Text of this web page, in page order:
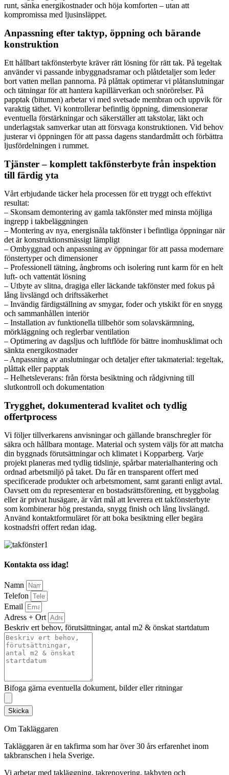
runt, sänka energikostnader och höja komforten – utan att
kompromissa med ljusinsläppet.
Anpassning efter taktyp, öppning och bärande
konstruktion
Ett hållbart takfönsterbyte kräver rätt lösning för rätt tak. På tegeltak
använder vi passande inbyggnadsramar och plåtdetaljer som leder
bort vatten mellan pannorna. På plåttak optimerar vi plåtanslutningar
och tätningar för att hantera kapillärverkan och snörörelser. På
papptak (bitumen) arbetar vi med svetsade membran och uppvik för
varaktig täthet. Vi kontrollerar befintlig öppning, dimensionerar
eventuella förstärkningar och säkerställer att takstolar, läkt och
underlagstak samverkar utan att försvaga konstruktionen. Vid behov
justerar vi öppningen för att passa dagens standardmått och förbättra
ljusfördelningen i rummet.
Tjänster – komplett takfönsterbyte från inspektion
till färdig yta
Vårt erbjudande täcker hela processen för ett tryggt och effektivt
resultat:
– Skonsam demontering av gamla takfönster med minsta möjliga
ingrepp i takbeläggningen
– Montering av nya, energisnåla takfönster i befintliga öppningar när
det är konstruktionsmässigt lämpligt
– Ombyggnad och anpassning av öppningar för att passa modernare
fönstertyper och dimensioner
– Professionell tätning, ångbroms och isolering runt karm för en helt
luft- och vattentät lösning
– Utbyte av slitna, dragiga eller läckande takfönster med fokus på
lång livslängd och driftssäkerhet
– Invändig färdigställning av smygar, foder och ytskikt för en snygg
och sammanhållen interiör
– Installation av funktionella tillbehör som solavskärmning,
mörkläggning och reglerbar ventilation
– Optimering av dagsljus och luftflöde för bättre inomhusklimat och
sänkta energikostnader
– Anpassning av anslutningar och detaljer efter takmaterial: tegeltak,
plåttak eller papptak
– Helhetsleverans: från första besiktning och rådgivning till
slutkontroll och dokumentation
Trygghet, dokumenterad kvalitet och tydlig
offertprocess
Vi följer tillverkarens anvisningar och gällande branschregler för
säkra och hållbara montage. Material och system väljs för att matcha
din byggnads förutsättningar och klimatet i Kopparberg. Varje
projekt planeras med tydlig tidslinje, spårbar materialhantering och
ordnad arbetsmiljö på taket. Du får en transparent offert med
specificerade produkter och arbetsmoment, samt garanti enligt avtal.
Oavsett om du representerar en bostadsrättsförening, ett byggbolag
eller är privat husägare, är vårt mål att leverera ett takfönsterbyte
som kombinerar hög prestanda, snygg finish och lång livslängd.
Använd kontaktformuläret för att boka besiktning eller begära
kostnadsfri offert redan idag.
Kontakta oss idag!
Namn
Telefon
Email
Adress + Ort
Beskriv ert behov, förutsättningar, antal m2 & önskat startdatum
Bifoga gärna eventuella dokument, bilder eller ritningar
Skicka
Om Takläggaren
Takläggaren är en takfirma som har över 30 års erfarenhet inom
takbranschen i hela Sverige.
Vi arbetar med takläggning, takrenovering, takbyten och